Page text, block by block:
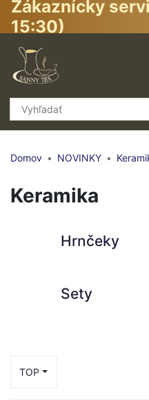
Zákaznícky
15:30)
Domov NOVINKY
Keramika
Hrnčeky
Sety
TOP